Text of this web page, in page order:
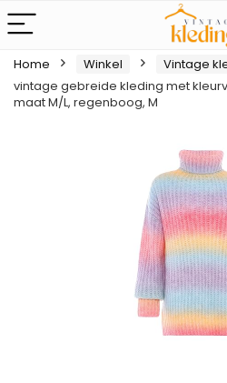
Home Winkel Vintage
vintage gebreide kleding met
maat M/L, regenboog, M